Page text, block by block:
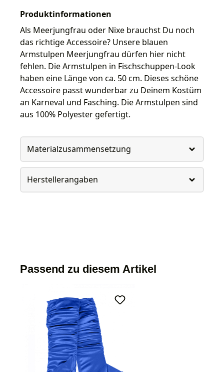
Produktinformationen
Als Meerjungfrau oder Nixe brauchst Du noch
das richtige Accessoire? Unsere blauen
Armstulpen Meerjungfrau dürfen hier nicht
fehlen. Die Armstulpen in Fischschuppen-Look
haben eine Länge von ca. 50 cm. Dieses schöne
Accessoire passt wunderbar zu Deinem Kostüm
an Karneval und Fasching. Die Armstulpen sind
aus 100% Polyester gefertigt.
Materialzusammensetzung
Herstellerangaben
Passend zu diesem Artikel